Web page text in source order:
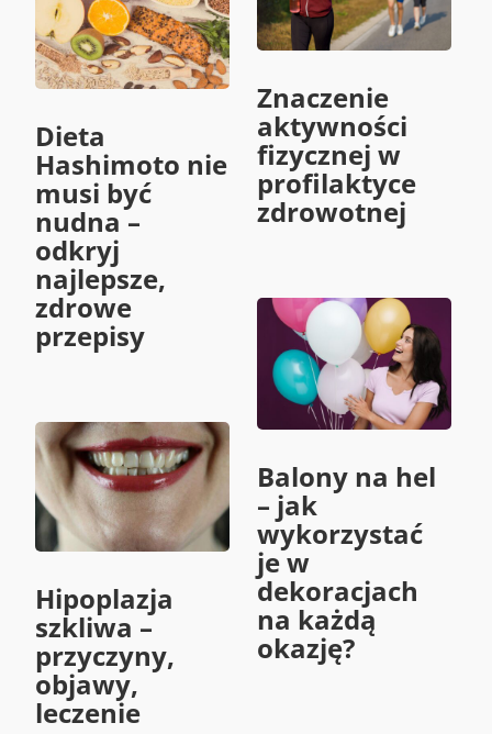
Dieta
Hashimoto nie
musi być
nudna –
odkryj
najlepsze,
zdrowe
przepisy
Hipoplazja
szkliwa –
przyczyny,
objawy,
leczenie
Znaczenie
aktywności
fizycznej w
profilaktyce
zdrowotnej
Balony na hel
– jak
wykorzystać
je w
dekoracjach
na każdą
okazję?